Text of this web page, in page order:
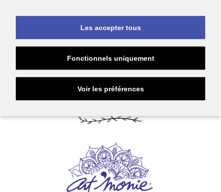
Les accepter tous
Fonctionnels uniquement
Voir les préférences